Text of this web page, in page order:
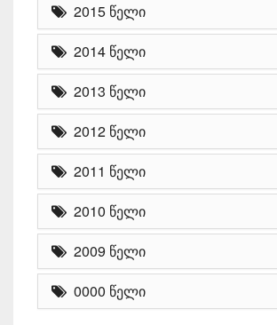
2015 წელი
2014 წელი
2013 წელი
2012 წელი
2011 წელი
2010 წელი
2009 წელი
0000 წელი